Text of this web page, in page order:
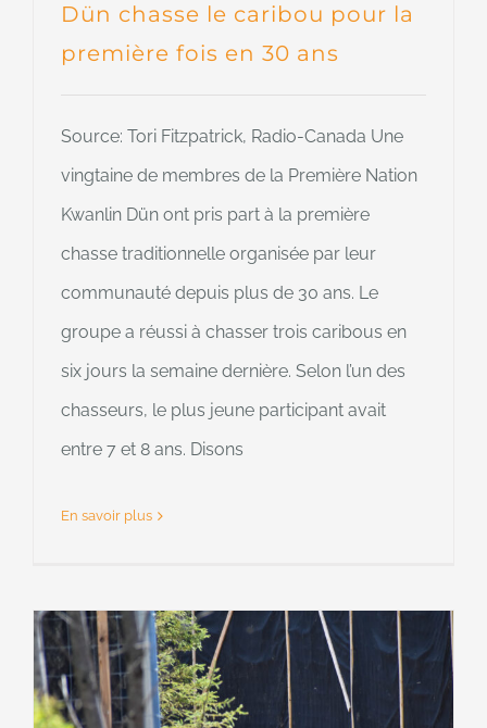
Dün chasse le caribou pour la
première fois en 30 ans
Source: Tori Fitzpatrick, Radio-Canada Une
vingtaine de membres de la Première Nation
Kwanlin Dün ont pris part à la première
chasse traditionnelle organisée par leur
communauté depuis plus de 30 ans. Le
groupe a réussi à chasser trois caribous en
six jours la semaine dernière. Selon l’un des
chasseurs, le plus jeune participant avait
entre 7 et 8 ans. Disons
En savoir plus